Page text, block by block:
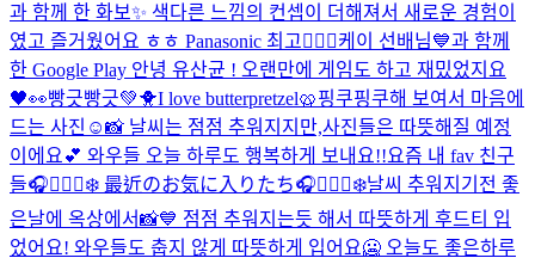
과 함께 한 화보✨ 색다른 느낌의 컨셉이 더해져서 새로운 경험이
였고 즐거웠어요 ㅎㅎ Panasonic 최고👍🏻💓케이 선배님💙과 함께
한 Google Play 안녕 유산균 ! 오랜만에 게임도 하고 재밌었지요
🖤👀빵긋빵긋💚🐥I love butterpretzel🥨핑쿠핑쿠해 보여서 마음에
드는 사진☺️📸 날씨는 점점 추워지지만,사진들은 따뜻해질 예정
이에요💕 와우들 오늘 하루도 행복하게 보내요!!요즘 내 fav 친구
들🎧🧘🏻‍♀️❄️ 最近のお気に入りたち🎧🧘🏻‍♀️❄️날씨 추워지기전 좋
은날에 옥상에서📸💙 점점 추워지는듯 해서 따뜻하게 후드티 입
었어요! 와우들도 춥지 않게 따뜻하게 입어요🥶 오늘도 좋은하루